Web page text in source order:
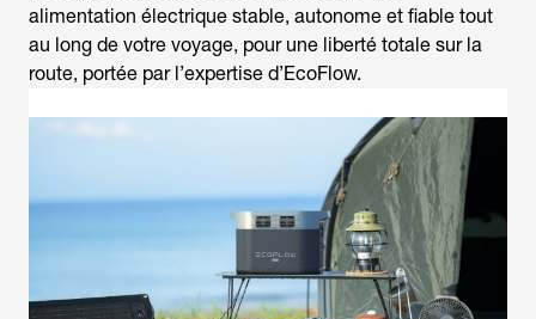
alimentation électrique stable, autonome et fiable tout
au long de votre voyage, pour une liberté totale sur la
route, portée par l’expertise d’EcoFlow.